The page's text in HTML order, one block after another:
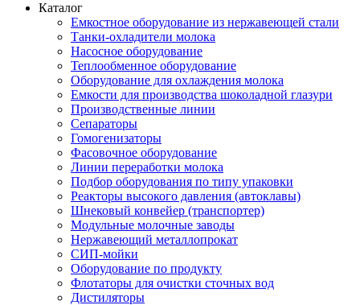
Каталог
Емкостное оборудование из нержавеющей стали
Танки-охладители молока
Насосное оборудование
Теплообменное оборудование
Оборудование для охлаждения молока
Емкости для производства шоколадной глазури
Производственные линии
Сепараторы
Гомогенизаторы
Фасовочное оборудование
Линии переработки молока
Подбор оборудования по типу упаковки
Реакторы высокого давления (автоклавы)
Шнековый конвейер (транспортер)
Модульные молочные заводы
Нержавеющий металлопрокат
СИП-мойки
Оборудование по продукту
Флотаторы для очистки сточных вод
Дистиляторы